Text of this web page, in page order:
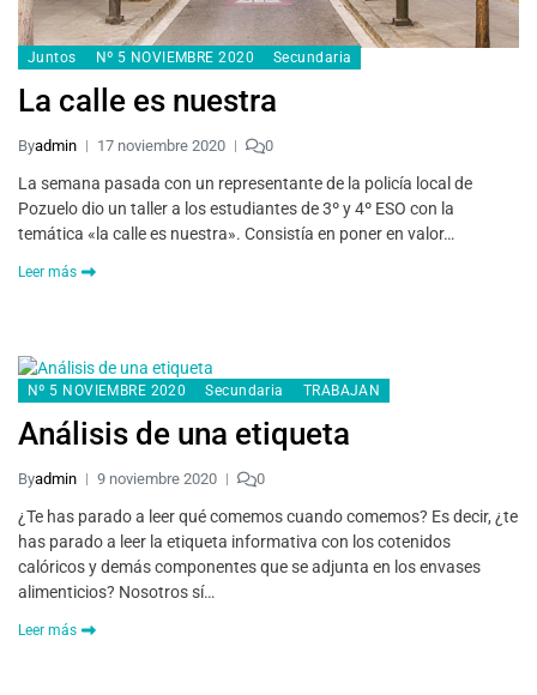
Juntos Nº 5 NOVIEMBRE 2020 Secundaria
La calle es nuestra
Byadmin 17 noviembre 2020 0
La semana pasada con un representante de la policía local de
Pozuelo dio un taller a los estudiantes de 3º y 4º ESO con la
temática «la calle es nuestra». Consistía en poner en valor…
Leer más
Nº 5 NOVIEMBRE 2020 Secundaria TRABAJAN
Análisis de una etiqueta
Byadmin 9 noviembre 2020 0
¿Te has parado a leer qué comemos cuando comemos? Es decir, ¿te
has parado a leer la etiqueta informativa con los cotenidos
calóricos y demás componentes que se adjunta en los envases
alimenticios? Nosotros sí…
Leer más